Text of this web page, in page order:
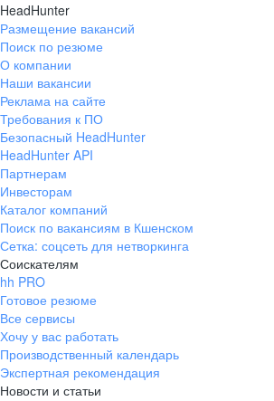
HeadHunter
Размещение вакансий
Поиск по резюме
О компании
Наши вакансии
Реклама на сайте
Требования к ПО
Безопасный HeadHunter
HeadHunter API
Партнерам
Инвесторам
Каталог компаний
Поиск по вакансиям в Кшенском
Сетка: соцсеть для нетворкинга
Соискателям
hh PRO
Готовое резюме
Все сервисы
Хочу у вас работать
Производственный календарь
Экспертная рекомендация
Новости и статьи